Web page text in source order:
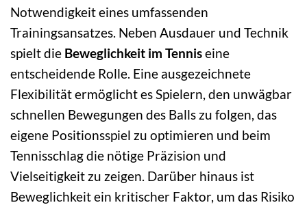
Notwendigkeit eines umfassenden
Trainingsansatzes. Neben Ausdauer und Technik
spielt die Beweglichkeit im Tenniseine
entscheidende Rolle. Eine ausgezeichnete
Flexibilität ermöglicht es Spielern, den unwägbar
schnellen Bewegungen des Balls zu folgen, das
eigene Positionsspiel zu optimieren und beim
Tennisschlag die nötige Präzision und
Vielseitigkeit zu zeigen. Darüber hinaus ist
Beweglichkeit ein kritischer Faktor, um das Risiko